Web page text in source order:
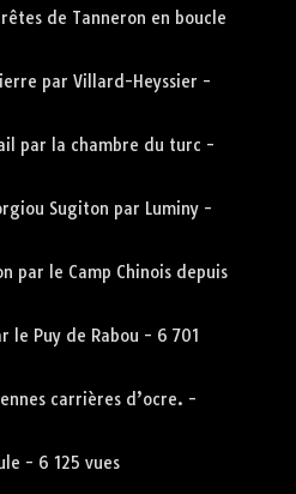
de Tanneron en boucle
par Villard-Heyssier -
par la chambre du turc -
Sugiton par Luminy-
par le Camp Chinois depuis
le Puy de Rabou - 6 701
carrières d’ocre. -
- 6 125 vues